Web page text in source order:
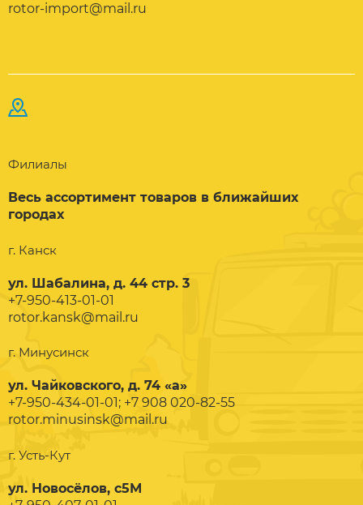
rotor-import@mail.ru
Филиалы
Весь ассортимент товаров в ближайших
городах
г. Канск
ул. Шабалина, д. 44 стр. 3
+7-950-413-01-01
rotor.kansk@mail.ru
г. Минусинск
ул. Чайковского, д. 74 «а»
+7-950-434-01-01; +7 908 020-82-55
rotor.minusinsk@mail.ru
г. Усть-Кут
ул. Новосёлов, с5М